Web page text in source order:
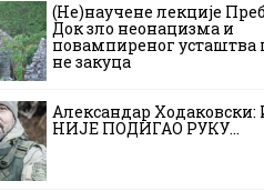
(Не)научене лекције
Док зло неонацизма и
повампиреног усташтва
не закуца
Александар
НИЈЕ ПОДИГАО РУКУ…